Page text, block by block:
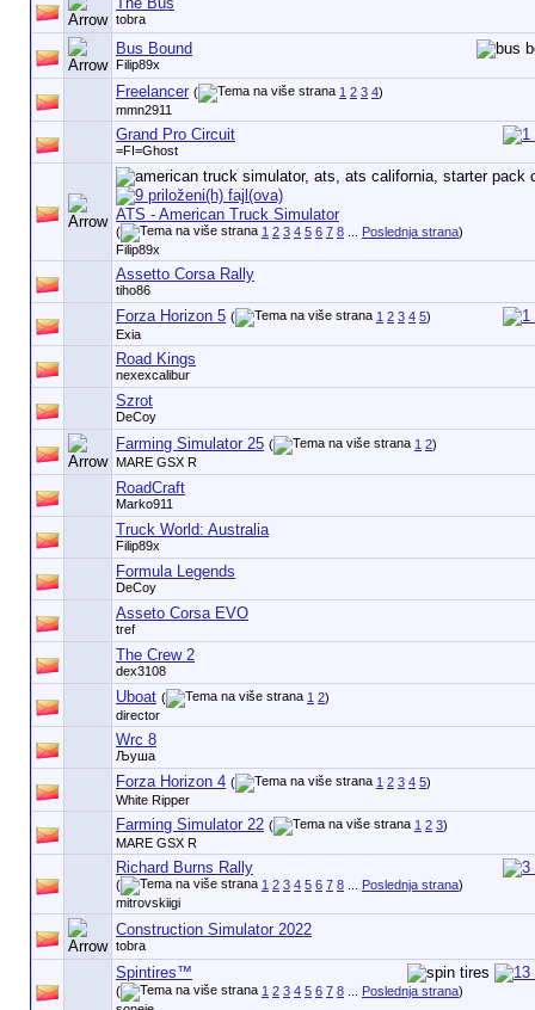
tobra
Bus Bound
Filip89x
Freelancer ( 1 2 3 4)
mmn2911
Grand Pro Circuit
=FI=Ghost
ATS - American Truck Simulator
( 1 2 3 4 5 6 7 8... Poslednja strana)
Filip89x
Assetto Corsa Rally
tiho86
Forza Horizon 5 ( 1 2 3 4 5)
Exia
Road Kings
nexexcalibur
Szrot
DeCoy
Farming Simulator 25 ( 1 2)
MARE GSX R
RoadCraft
Marko911
Truck World: Australia
Filip89x
Formula Legends
DeCoy
Asseto Corsa EVO
tref
The Crew 2
dex3108
Uboat ( 1 2)
director
Wrc 8
Љуша
Forza Horizon 4 ( 1 2 3 4 5)
White Ripper
Farming Simulator 22 ( 1 2 3)
MARE GSX R
Richard Burns Rally
( 1 2 3 4 5 6 7 8... Poslednja strana)
mitrovskiigi
Construction Simulator 2022
tobra
Spintires™
( 1 2 3 4 5 6 7 8... Poslednja strana)